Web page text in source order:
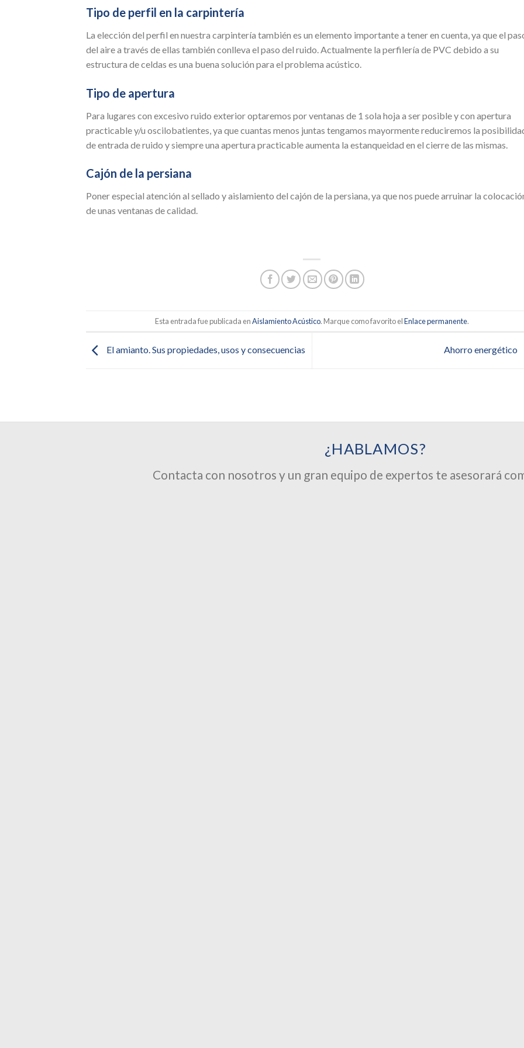
Tipo de perfil en la carpintería
La elección del perfil en nuestra carpintería también es un elemento importante a tener en cuenta, ya que el
del aire a través de ellas también conlleva el paso del ruido. Actualmente la perfilería de PVC debido a su
estructura de celdas es una buena solución para el problema acústico.
Tipo de apertura
Para lugares con excesivo ruido exterior optaremos por ventanas de 1 sola hoja a ser posible y con apertura
practicable y/u oscilobatientes, ya que cuantas menos juntas tengamos mayormente reduciremos la
de entrada de ruido y siempre una apertura practicable aumenta la estanqueidad en el cierre de las mismas.
Cajón de la persiana
Poner especial atención al sellado y aislamiento del cajón de la persiana, ya que nos puede arruinar la
de unas ventanas de calidad.
Esta entrada fue publicada enAislamiento Acústico. Marque como favorito elEnlace permanente.
El amianto. Sus propiedades, usos y consecuencias Ahorro energético
¿HABLAMOS?
Contacta con nosotros y un gran equipo de expertos te asesorará